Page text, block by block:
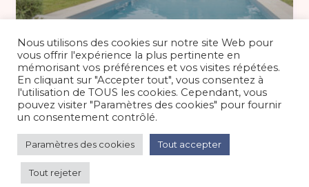
Basse saison 500 €/nuit
Gîte 12 pers avec 3 suites PMR et
piscine, à deux pas du Pé
Maison/villa/chalet/gîte/Campagne
Nous utilisons des cookies sur notre site Web pour
vous offrir l'expérience la plus pertinente en
mémorisant vos préférences et vos visites répétées.
En cliquant sur "Accepter tout", vous consentez à
l'utilisation de TOUS les cookies. Cependant, vous
pouvez visiter "Paramètres des cookies" pour fournir
un consentement contrôlé.
Paramètres des cookies Tout accepter
Tout rejeter